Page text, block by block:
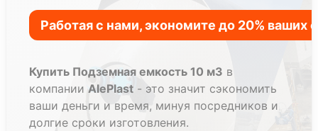
Купить Подземная емкость 10 м3 в
компании AlePlast - это значит сэкономить
ваши деньги и время, минуя посредников и
долгие сроки изготовления.